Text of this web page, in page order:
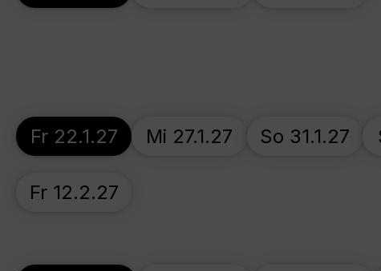
Fr 22.1.27 Mi 27.1.27 So 31.1.27
Fr 12.2.27